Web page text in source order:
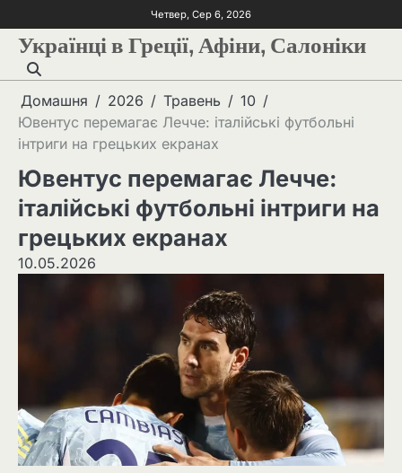
Четвер, Сер 6, 2026
Українці в Греції, Афіни, Салоніки
Домашня 2026 Травень
10
Ювентус перемагає Лечче: італійські футбольні
інтриги на грецьких екранах
Ювентус перемагає Лечче:
італійські футбольні інтриги на
грецьких екранах
10.05.2026